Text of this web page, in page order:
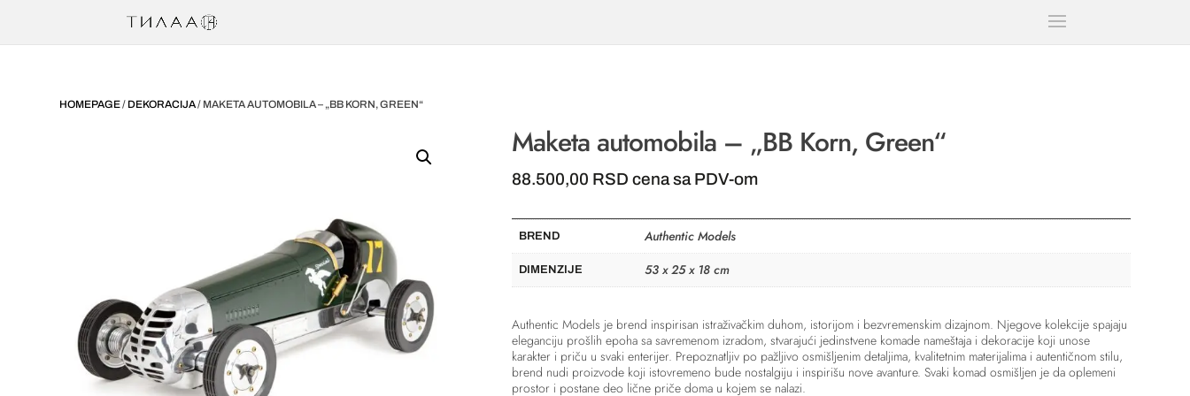
HOMEPAGE/ DEKORACIJA/ MAKETA AUTOMOBILA – „BB KORN, GREEN“
Maketa automobila – „BB Korn, Green“
88.500,00 RSD cena sa PDV-om
BREND Authentic Models
DIMENZIJE 53 x 25 x 18 cm
Authentic Models je brend inspirisan istraživačkim duhom, istorijom i bezvremenskim dizajnom. Njegove kolekcije spajaju
eleganciju prošlih epoha sa savremenom izradom, stvarajući jedinstvene komade nameštaja i dekoracije koji unose
karakter i priču u svaki enterijer. Prepoznatljiv po pažljivo osmišljenim detaljima, kvalitetnim materijalima i autentičnom stilu,
brend nudi proizvode koji istovremeno bude nostalgiju i inspirišu nove avanture. Svaki komad osmišljen je da oplemeni
prostor i postane deo lične priče doma u kojem se nalazi.